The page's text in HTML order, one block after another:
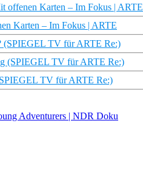
offenen Karten – Im Fokus | ARTE
Karten – Im Fokus | ARTE
(SPIEGEL TV für ARTE Re:)
(SPIEGEL TV für ARTE Re:)
TV für ARTE Re:)
Adventurers | NDR Doku